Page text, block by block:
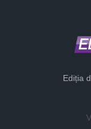
Ediția